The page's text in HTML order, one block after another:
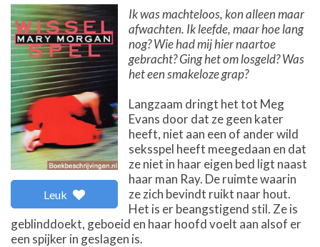
Leuk
Ik was machteloos, kon alleen maar
afwachten. Ik leefde, maar hoe lang
nog? Wie had mij hier naartoe
gebracht? Ging het om losgeld? Was
het een smakeloze grap?
Langzaam dringt het tot Meg
Evans door dat ze geen kater
heeft, niet aan een of ander wild
seksspel heeft meegedaan en dat
ze niet in haar eigen bed ligt naast
haar man Ray. De ruimte waarin
ze zich bevindt ruikt naar hout.
Het is er beangstigend stil. Ze is
geblinddoekt, geboeid en haar hoofd voelt aan alsof er
een spijker in geslagen is.